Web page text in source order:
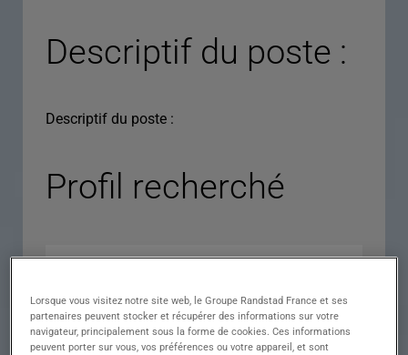
Descriptif du poste :
Descriptif du poste :
Profil recherché
Lorsque vous visitez notre site web, le Groupe Randstad France et ses
partenaires peuvent stocker et récupérer des informations sur votre
navigateur, principalement sous la forme de cookies. Ces informations
peuvent porter sur vous, vos préférences ou votre appareil, et sont